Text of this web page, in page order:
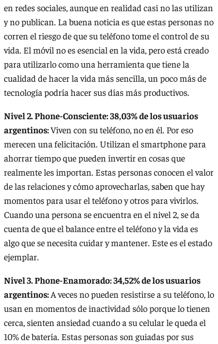
en redes sociales, aunque en realidad casi no las utilizan
y no publican. La buena noticia es que estas personas no
corren el riesgo de que su teléfono tome el control de su
vida. El móvil no es esencial en la vida, pero está creado
para utilizarlo como una herramienta que tiene la
cualidad de hacer la vida más sencilla, un poco más de
tecnología podría hacer sus días más productivos.
Nivel 2. Phone-Consciente: 38,03% de los usuarios
argentinos:Viven con su teléfono, no en él. Por eso
merecen una felicitación. Utilizan el smartphone para
ahorrar tiempo que pueden invertir en cosas que
realmente les importan. Estas personas conocen el valor
de las relaciones y cómo aprovecharlas, saben que hay
momentos para usar el teléfono y otros para vivirlos.
Cuando una persona se encuentra en el nivel 2, se da
cuenta de que el balance entre el teléfono y la vida es
algo que se necesita cuidar y mantener. Este es el estado
ejemplar.
Nivel 3. Phone-Enamorado: 34,52% de los usuarios
argentinos:A veces no pueden resistirse a su teléfono, lo
usan en momentos de inactividad sólo porque lo tienen
cerca, sienten ansiedad cuando a su celular le queda el
10% de batería. Estas personas son guiadas por sus